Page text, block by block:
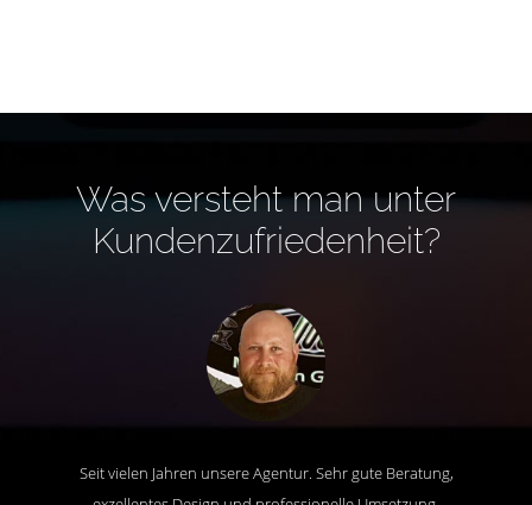
Was versteht man unter
Kundenzufriedenheit?
Seit vielen Jahren unsere Agentur. Sehr gute Beratung,